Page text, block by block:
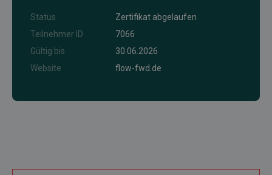
Status
Zertifikat abgelaufen
Teilnehmer ID
7066
Gültig bis
30.06.2026
Website
flow-fwd.de